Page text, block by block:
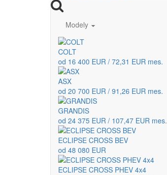
Modely
COLT
od 16 400 EUR / 72,31 EUR mes.
ASX
od 20 700 EUR / 91,26 EUR mes.
GRANDIS
od 24 375 EUR / 107,47 EUR mes.
ECLIPSE CROSS BEV
od 48 080 EUR
ECLIPSE CROSS PHEV 4x4